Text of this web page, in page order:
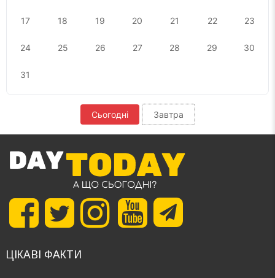
17 18 19 20 21 22 23
24 25 26 27 28 29 30
31
Сьогодні Завтра
ЦІКАВІ ФАКТИ